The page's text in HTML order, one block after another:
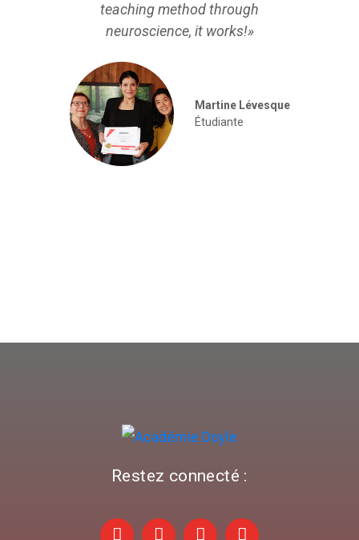
teaching method through
neuroscience, it works!»
Martine Lévesque
Étudiante
Restez connecté :